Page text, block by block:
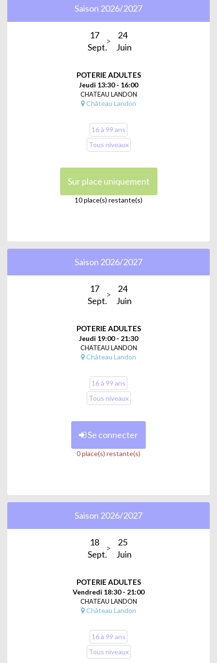
Saison 2026/2027
17
Sept.
24
Juin
POTERIE ADULTES
Jeudi 13:30 - 16:00
CHATEAU LANDON
Château Landon
16 à 99 ans
Tous niveaux
Sur place uniquement
10 place(s) restante(s)
Saison 2026/2027
17
Sept.
24
Juin
POTERIE ADULTES
Jeudi 19:00 - 21:30
CHATEAU LANDON
Château Landon
16 à 99 ans
Tous niveaux
Se connecter
0 place(s) restante(s)
Saison 2026/2027
18
Sept.
25
Juin
POTERIE ADULTES
Vendredi 18:30 - 21:00
CHATEAU LANDON
Château Landon
16 à 99 ans
Tous niveaux